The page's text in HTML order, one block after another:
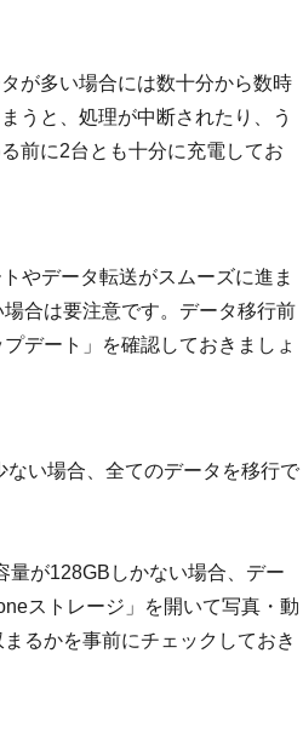
が多い場合には数十分から数時
うと、処理が中断されたり、う
前に2台とも十分に充電してお
やデータ転送がスムーズに進ま
合は要注意です。データ移行前
デート」を確認しておきましょ
い場合、全てのデータを移行で
が128GBしかない場合、デー
ストレージ」を開いて写真・動
るかを事前にチェックしておき